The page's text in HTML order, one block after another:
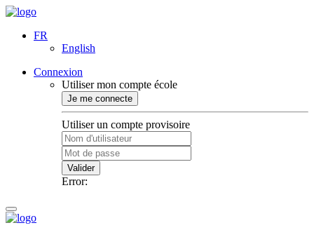
FR
English
Connexion
Utiliser mon compte école
Je me connecte
Utiliser un compte provisoire
Valider
Error: